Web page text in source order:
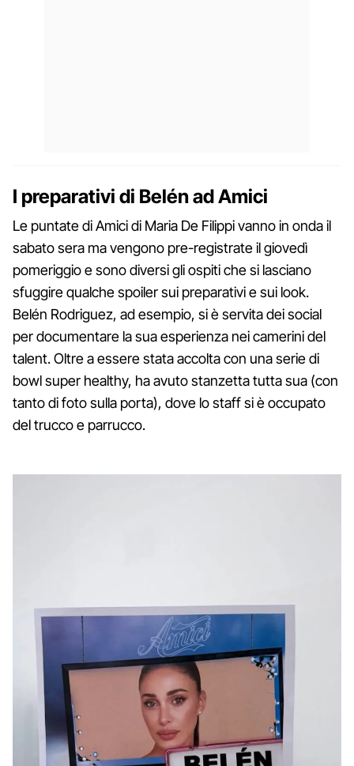
I preparativi di Belén ad Amici
Le puntate di Amici di Maria De Filippi vanno in onda il
sabato sera ma vengono pre-registrate il giovedì
pomeriggio e sono diversi gli ospiti che si lasciano
sfuggire qualche spoiler sui preparativi e sui look.
Belén Rodriguez, ad esempio, si è servita dei social
per documentare la sua esperienza nei camerini del
talent. Oltre a essere stata accolta con una serie di
bowl super healthy, ha avuto stanzetta tutta sua (con
tanto di foto sulla porta), dove lo staff si è occupato
del trucco e parrucco.